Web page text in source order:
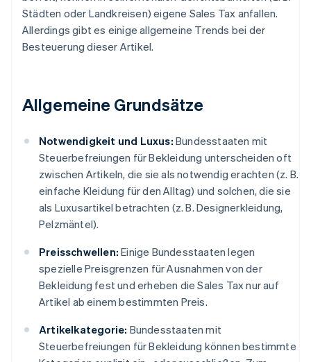
Städten oder Landkreisen) eigene Sales Tax anfallen.
Allerdings gibt es einige allgemeine Trends bei der
Besteuerung dieser Artikel.
Allgemeine Grundsätze
Notwendigkeit und Luxus: Bundesstaaten mit
Steuerbefreiungen für Bekleidung unterscheiden oft
zwischen Artikeln, die sie als notwendig erachten (z. B.
einfache Kleidung für den Alltag) und solchen, die sie
als Luxusartikel betrachten (z. B. Designerkleidung,
Pelzmäntel).
Preisschwellen: Einige Bundesstaaten legen
spezielle Preisgrenzen für Ausnahmen von der
Bekleidung fest und erheben die Sales Tax nur auf
Artikel ab einem bestimmten Preis.
Artikelkategorie: Bundesstaaten mit
Steuerbefreiungen für Bekleidung können bestimmte